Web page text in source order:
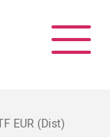
EUR (Dist)